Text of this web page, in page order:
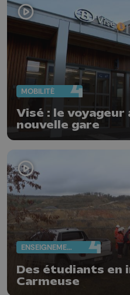
MOBILITÉ
Visé : le voyageur
nouvelle gare
ENSEIGNEMENT
Des étudiants en
Carmeuse